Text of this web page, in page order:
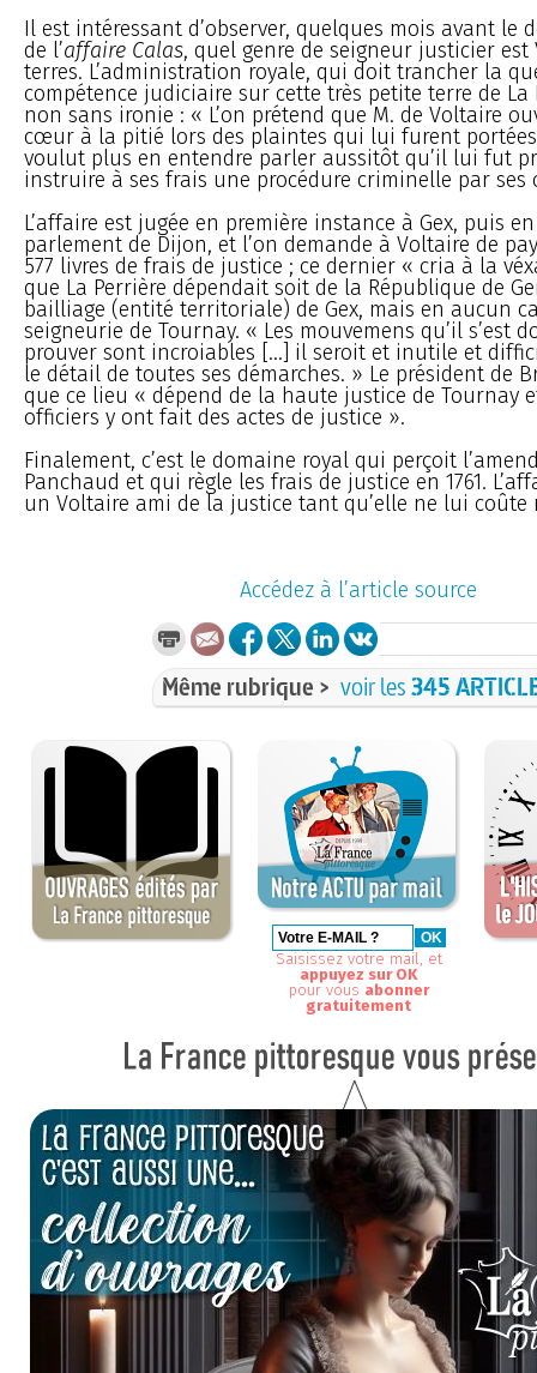
Il est intéressant d’observer, quelques mois avant le
de l’affaire Calas, quel genre de seigneur justicier est
terres. L’administration royale, qui doit trancher la
compétence judiciaire sur cette très petite terre de La
non sans ironie : « L’on prétend que M. de Voltaire
cœur à la pitié lors des plaintes qui lui furent
voulut plus en entendre parler aussitôt qu’il lui fut
instruire à ses frais une procédure criminelle par ses
L’affaire est jugée en première instance à Gex, puis
parlement de Dijon, et l’on demande à Voltaire de
577 livres de frais de justice ; ce dernier « cria à la
que La Perrière dépendait soit de la République de
bailliage (entité territoriale) de Gex, mais en aucun
seigneurie de Tournay. « Les mouvemens qu’il s’est
prouver sont incroiables [...] il seroit et inutile et
le détail de toutes ses démarches. » Le président de
que ce lieu « dépend de la haute justice de Tournay
officiers y ont fait des actes de justice ».
Finalement, c’est le domaine royal qui perçoit
Panchaud et qui règle les frais de justice en 1761.
un Voltaire ami de la justice tant qu’elle ne lui coûte
Accédez à l’article source
Même rubrique > voir les345
Saisissez votre mail, et
appuyez sur OK
pour vous abonner
gratuitement